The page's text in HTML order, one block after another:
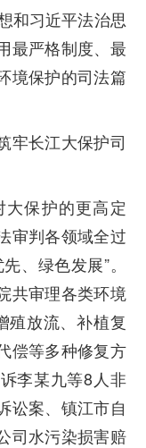
和习近平法治思
最严格制度、最
境保护的司法篇
牢长江大保护司
保护的更高定
审判各领域全过
、绿色发展”。
共审理各类环境
殖放流、补植复
偿等多种修复方
李某九等8人非
讼案、镇江市自
司水污染损害赔